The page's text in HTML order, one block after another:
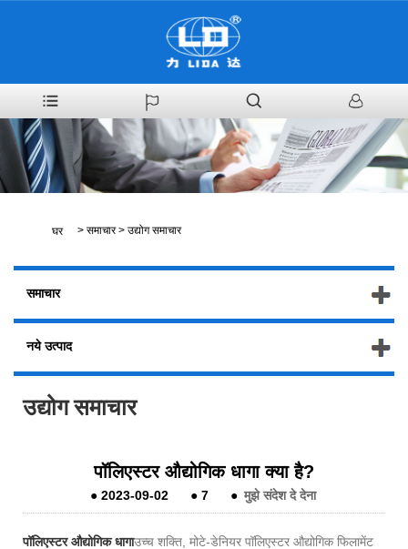
घर > समाचार > उद्योग समाचार
समाचार
नये उत्पाद
उद्योग समाचार
पॉलिएस्टर औद्योगिक धागा क्या है?
● 2023-09-02 ● 7 ● मुझे संदेश दे देना
पॉलिएस्टर औद्योगिक धागाउच्च शक्ति, मोटे-डेनियर पॉलिएस्टर औद्योगिक फिलामेंट